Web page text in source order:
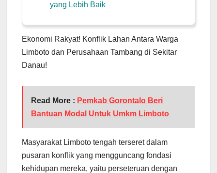
yang Lebih Baik
Ekonomi Rakyat! Konflik Lahan Antara Warga
Limboto dan Perusahaan Tambang di Sekitar
Danau!
Read More : Pemkab Gorontalo Beri
Bantuan Modal Untuk Umkm Limboto
Masyarakat Limboto tengah terseret dalam
pusaran konflik yang mengguncang fondasi
kehidupan mereka, yaitu perseteruan dengan